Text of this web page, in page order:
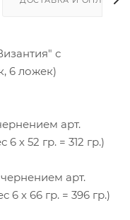
с
6 ложек)
арт.
х 52 гр. = 312 гр.)
арт.
6 х 66 гр. = 396 гр.)